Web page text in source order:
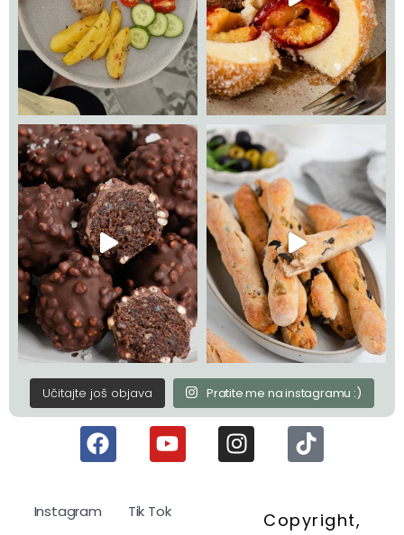
Učitajte još objava Pratite me na instagramu :)
Instagram Tik Tok Copyright,